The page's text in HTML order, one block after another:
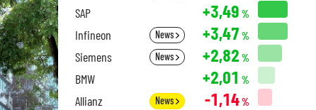
SAP +3,49 %
Infineon News +3,47 %
Siemens News +2,82 %
BMW +2,01 %
Allianz News -1,14%